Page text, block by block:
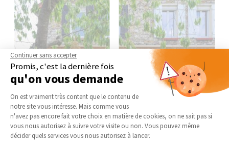
Continuer sans accepter
Promis, c'est la dernière fois
qu'on vous demande
Plateforme de Gestion du
On est vraiment très content que le contenu de
notre site vous intéresse. Mais comme vous
n'avez pas encore fait votre choix en matière de cookies, on ne sait pas si
vous nous autorisez à suivre votre visite ou non. Vous pouvez même
décider quels services vous nous autorisez à lancer.
Axeptio consent